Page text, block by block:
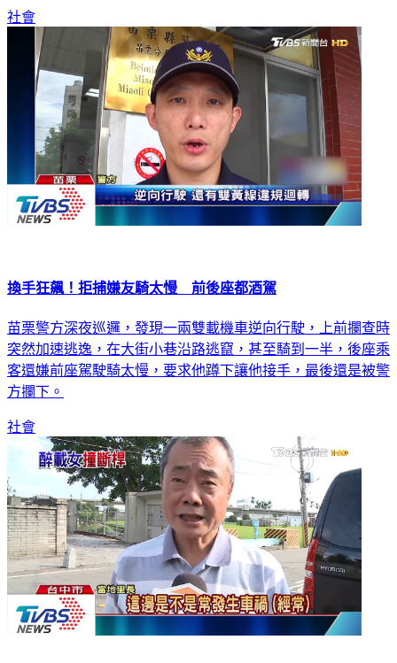
社會
換手狂飆！拒捕嫌友騎太慢 前後座都酒駕
苗栗警方深夜巡邏，發現一兩雙載機車逆向行駛，上前攔查時
突然加速逃逸，在大街小巷沿路逃竄，甚至騎到一半，後座乘
客還嫌前座駕駛騎太慢，要求他蹲下讓他接手，最後還是被警
方攔下。
社會